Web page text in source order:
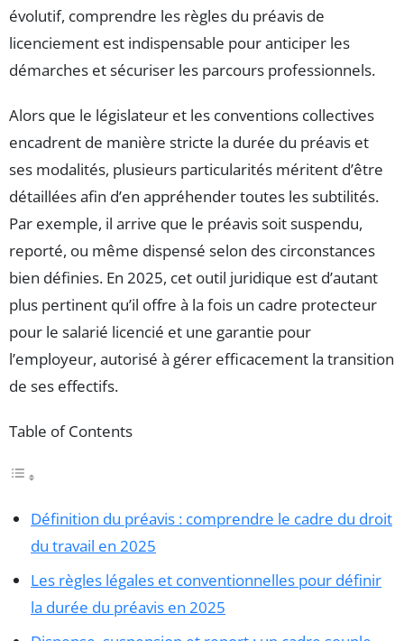
évolutif, comprendre les règles du préavis de
licenciement est indispensable pour anticiper les
démarches et sécuriser les parcours professionnels.
Alors que le législateur et les conventions collectives
encadrent de manière stricte la durée du préavis et
ses modalités, plusieurs particularités méritent d’être
détaillées afin d’en appréhender toutes les subtilités.
Par exemple, il arrive que le préavis soit suspendu,
reporté, ou même dispensé selon des circonstances
bien définies. En 2025, cet outil juridique est d’autant
plus pertinent qu’il offre à la fois un cadre protecteur
pour le salarié licencié et une garantie pour
l’employeur, autorisé à gérer efficacement la transition
de ses effectifs.
Table of Contents
Définition du préavis : comprendre le cadre du droit
du travail en 2025
Les règles légales et conventionnelles pour définir
la durée du préavis en 2025